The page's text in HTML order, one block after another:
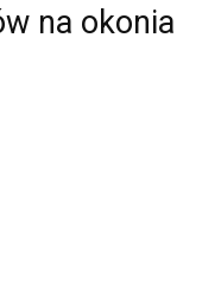
na okonia